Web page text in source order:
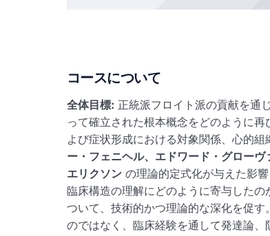
コースについて
全体目標: 正統派フロイト派の貢献を通
って確立された根本概念をどのように
よび症状形成における対象関係、心的
ー・フェニヘル、エドワード・グロー
エリクソン の理論的定式化が与えた影
臨床構造の理解にどのように寄与した
ついて、技術的かつ理論的な深化を促
のではなく、臨床経験を通して発達論